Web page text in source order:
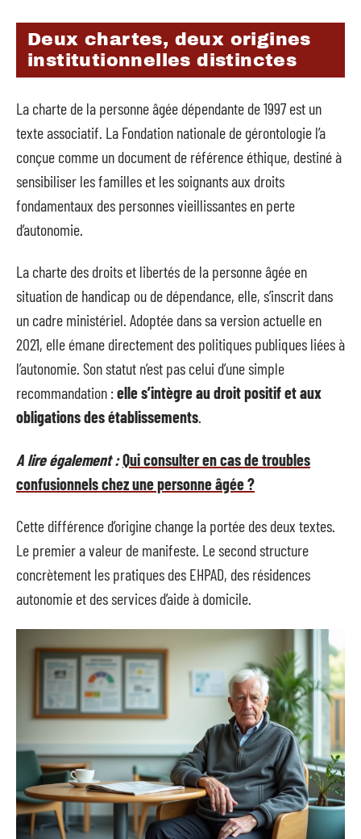
Deux chartes, deux origines
institutionnelles distinctes
La charte de la personne âgée dépendante de 1997 est un
texte associatif. La Fondation nationale de gérontologie l’a
conçue comme un document de référence éthique, destiné à
sensibiliser les familles et les soignants aux droits
fondamentaux des personnes vieillissantes en perte
d’autonomie.
La charte des droits et libertés de la personne âgée en
situation de handicap ou de dépendance, elle, s’inscrit dans
un cadre ministériel. Adoptée dans sa version actuelle en
2021, elle émane directement des politiques publiques liées à
l’autonomie. Son statut n’est pas celui d’une simple
recommandation :elle s’intègre au droit positif et aux
obligations des établissements.
A lire également :Qui consulter en cas de troubles
confusionnels chez une personne âgée ?
Cette différence d’origine change la portée des deux textes.
Le premier a valeur de manifeste. Le second structure
concrètement les pratiques des EHPAD, des résidences
autonomie et des services d’aide à domicile.